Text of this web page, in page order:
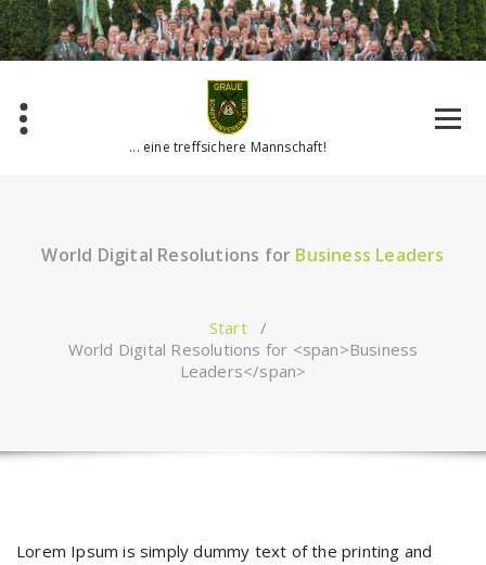
Zum
Inhalt
springen
... eine treffsichere Mannschaft!
World Digital Resolutions for Business Leaders
Start/
World Digital Resolutions for <span>Business
Leaders</span>
Lorem Ipsum is simply dummy text of the printing and